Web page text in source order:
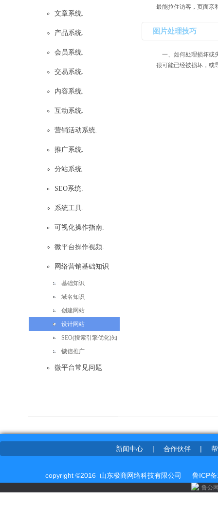
文章系统.
产品系统.
会员系统.
交易系统.
内容系统.
互动系统.
营销活动系统.
推广系统.
分站系统.
SEO系统.
系统工具.
可视化操作指南.
微平台操作视频.
网络营销基础知识
基础知识
域名知识
创建网站
设计网站
SEO(搜索引擎优化)知
识
微信推广
微平台常见问题
最能拉住访客，页面亲
图片处理技巧
一、如何处理损坏或
很可能已经被损坏，或
新闻中心 | 合作伙伴 |
copyright ©2016 山东极商网络科技有限公司 鲁ICP
鲁公